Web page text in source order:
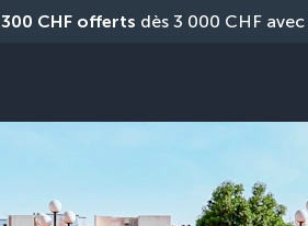
300 CHF offerts dès 3 000 CHF avec